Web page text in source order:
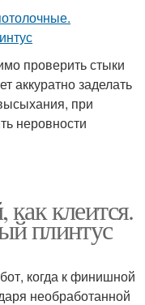
проверить стыки
аккуратно заделать
при
неровности
клеится.
плинтус
когда к финишной
необработанной